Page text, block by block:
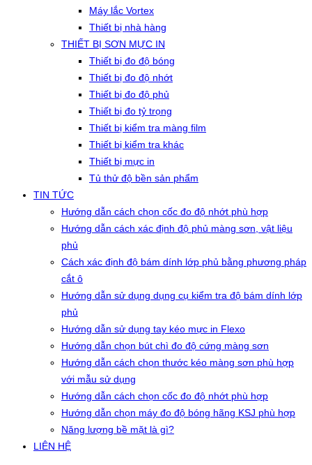
Máy lắc Vortex
Thiết bị nhà hàng
THIẾT BỊ SƠN MỰC IN
Thiết bị đo độ bóng
Thiết bị đo độ nhớt
Thiết bị đo độ phủ
Thiết bị đo tỷ trọng
Thiết bị kiểm tra màng film
Thiết bị kiểm tra khác
Thiết bị mực in
Tủ thử độ bền sản phẩm
TIN TỨC
Hướng dẫn cách chọn cốc đo độ nhớt phù hợp
Hướng dẫn cách xác định độ phủ màng sơn, vật liệu
phủ
Cách xác định độ bám dính lớp phủ bằng phương pháp
cắt ô
Hướng dẫn sử dụng dụng cụ kiểm tra độ bám dính lớp
phủ
Hướng dẫn sử dụng tay kéo mực in Flexo
Hướng dẫn chọn bút chì đo độ cứng màng sơn
Hướng dẫn cách chọn thước kéo màng sơn phù hợp
với mẫu sử dụng
Hướng dẫn cách chọn cốc đo độ nhớt phù hợp
Hướng dẫn chọn máy đo độ bóng hãng KSJ phù hợp
Năng lượng bề mặt là gì?
LIÊN HỆ